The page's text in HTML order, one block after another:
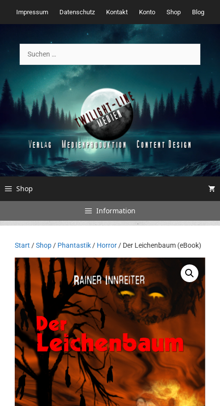
Inhalt
springen
Impressum Datenschutz Kontakt Konto Shop Blog
nach:
Shop
Information
Start /Shop/ Phantastik/ Horror/ Der Leichenbaum (eBook)